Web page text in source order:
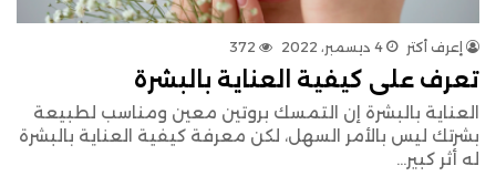
إعرف أكتر 4 ديسمبر، 2022 372
تعرف على كيفية العناية بالبشرة
العناية بالبشرة إن التمسك بروتين معين ومناسب لطبيعة
بشرتك ليس بالأمر السهل، لكن معرفة كيفية العناية بالبشرة
له أثر كبير…